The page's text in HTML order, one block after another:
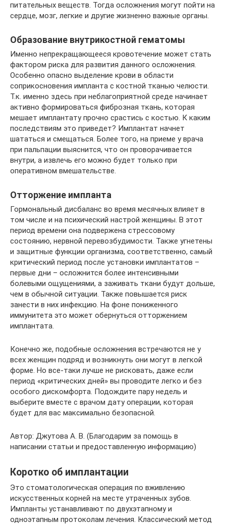
питательных веществ. Тогда осложнения могут пойти на
сердце, мозг, легкие и другие жизненно важные органы.
Образование внутрикостной гематомы
Именно непрекращающееся кровотечение может стать
фактором риска для развития данного осложнения.
Особенно опасно выделение крови в области
соприкосновения импланта с костной тканью челюсти.
Т.к. именно здесь при неблагоприятной среде начинает
активно формироваться фиброзная ткань, которая
мешает имплантату прочно срастись с костью. К каким
последствиям это приведет? Имплантат начнет
шататься и смещаться. Более того, на приеме у врача
при пальпации выяснится, что он проворачивается
внутри, а извлечь его можно будет только при
оперативном вмешательстве.
Отторжение импланта
Гормональный дисбаланс во время месячных влияет в
том числе и на психический настрой женщины. В этот
период времени она подвержена стрессовому
состоянию, нервной перевозбудимости. Также угнетены
и защитные функции организма, соответственно, самый
критический период после установки имплантатов –
первые дни – осложнится более интенсивными
болевыми ощущениями, а заживать ткани будут дольше,
чем в обычной ситуации. Также повышается риск
занести в них инфекцию. На фоне пониженного
иммунитета это может обернуться отторжением
имплантата.
Конечно же, подобные осложнения встречаются не у
всех женщин подряд и возникнуть они могут в легкой
форме. Но все-таки лучше не рисковать, даже если
период «критических дней» вы проводите легко и без
особого дискомфорта. Подождите пару недель и
выберите вместе с врачом дату операции, которая
будет для вас максимально безопасной.
Автор: Джутова А. В. (Благодарим за помощь в
написании статьи и предоставленную информацию)
Коротко об имплантации
Это стоматологическая операция по вживлению
искусственных корней на месте утраченных зубов.
Импланты устанавливают по двухэтапному и
одноэтапным протоколам лечения. Классический метод